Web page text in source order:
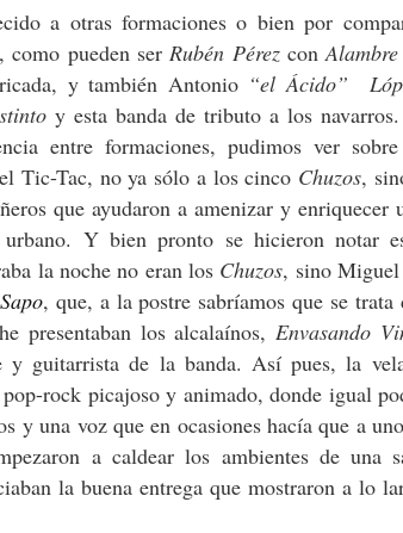
a otras formaciones o bien por
como pueden ser Rubén Pérezcon
y también Antonio“el Ácido”
y esta banda de tributo a los
entre formaciones, pudimos ver
Tic-Tac, no ya sólo a los cinco Chuzos,
que ayudaron a amenizar y enriquecer
Y bien pronto se hicieron notar
la noche no eran los Chuzos, sino
, que, a la postre sabríamos que se trata
presentaban los alcalaínos, Envasando
y guitarrista de la banda. Así pues, la
rock picajoso y animado, donde igual
y una voz que en ocasiones hacía que a
a caldear los ambientes de una
la buena entrega que mostraron a lo